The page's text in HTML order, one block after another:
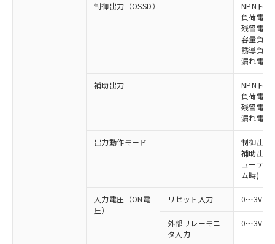
制御出力（OSSD）
NPNトラ
負荷電流
残留電圧
容量負荷
誘導負荷
漏れ電流
補助出力
NPNトラ
負荷電流
残留電圧
漏れ電流
出力動作モード
制御出力
補助出力
ューテ
ム時)
入力電圧（ON電
圧）
リセット入力 0～3V（
外部リレーモニ
タ入力
0～3V（